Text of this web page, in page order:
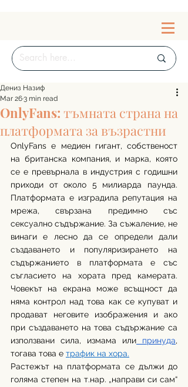
OnlyFans: тъмната страна на
платформата за възрастни
Дениз Назиф
Mar 263 min read
OnlyFans е медиен гигант, собственост
на британска компания, и марка, която
се е превърнала в индустрия с годишни
приходи от около 5 милиарда паунда.
Платформата е изградила репутация на
мрежа, свързана предимно със
сексуално съдържание. За съжаление, не
винаги е лесно да се определи дали
създаването и популяризирането на
съдържанието в платформата е със
съгласието на хората пред камерата.
Човекът на екрана може всъщност да
няма контрол над това как се купуват и
продават неговите изображения и ако
при създаването на това съдържание са
използвани сила, измама или принуда,
тогава това е трафик на хора.
Растежът на платформата се дължи до
голяма степен на т.нар. „направи си сам“